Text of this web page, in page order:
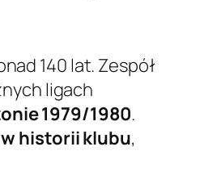
140 lat. Zespół
ligach
1979/1980.
historii klubu,